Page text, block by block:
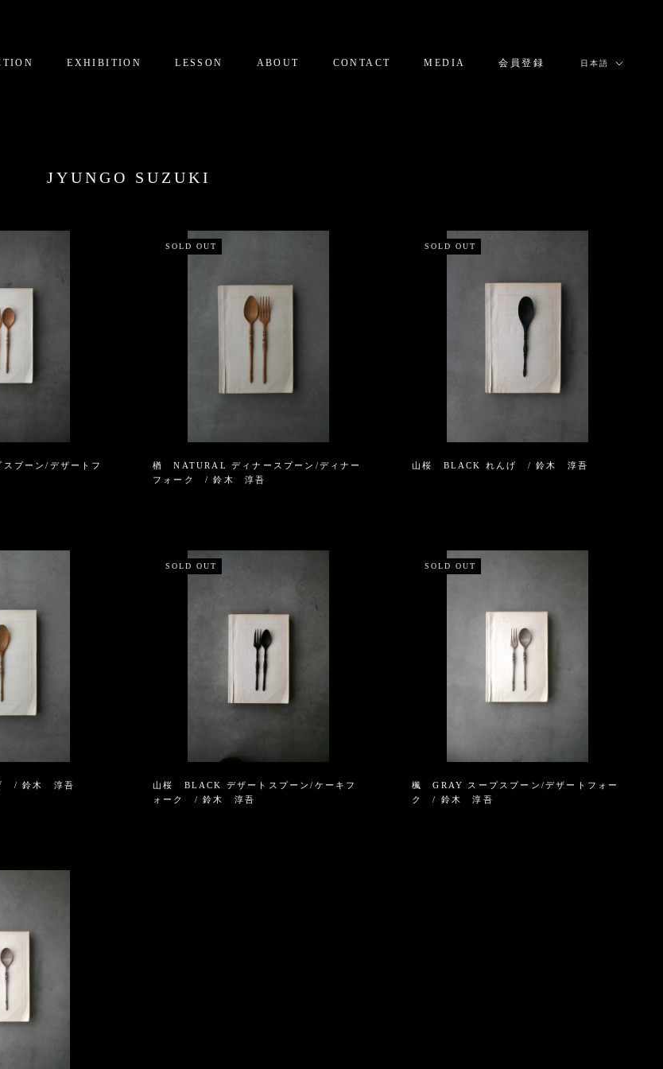
EXHIBITION LESSON ABOUT CONTACT MEDIA 会員登録
言
日本語
JYUNGO SUZUKI
プーン/デザートフ
SOLD OUT
楢 NATURAL ディナースプーン/ディナー
フォーク / 鈴木 淳吾
SOLD OUT
山桜 BLACK れんげ / 鈴木 淳吾
/ 鈴木 淳吾
SOLD OUT
山桜 BLACK デザートスプーン/ケーキフ
ォーク / 鈴木 淳吾
SOLD OUT
楓 GRAY スープスプーン/デザートフォー
ク / 鈴木 淳吾